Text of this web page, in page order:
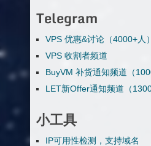
Telegram
VPS 优惠&讨论（4000+人）
VPS 收割者频道
BuyVM 补货通知频道（
LET新Offer通知频道（
小工具
IP可用性检测，支持域名